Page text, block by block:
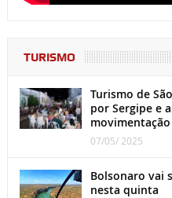
TURISMO
Turismo de
por Sergipe e
07/05/ 2025
Bolsonaro vai
nesta quinta